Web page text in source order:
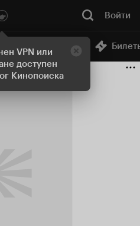
VPN или
доступен
Кинопоиска
Войти
Онлайн-кинотеатр